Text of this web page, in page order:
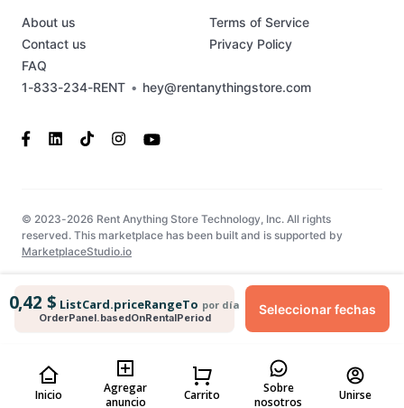
0,42 $ ListCard.priceRangeTo por día
OrderPanel.basedOnRentalPeriod
Seleccionar fechas
Inicio
Agregar
anuncio
Carrito
Sobre
nosotros
Unirse
1-833-234-RENT • hey@rentanythingstore.com
About us
Contact us
FAQ
Terms of Service
Privacy Policy
© 2023-2026 Rent Anything Store Technology, Inc. All rights
reserved. This marketplace has been built and is supported by
MarketplaceStudio.io